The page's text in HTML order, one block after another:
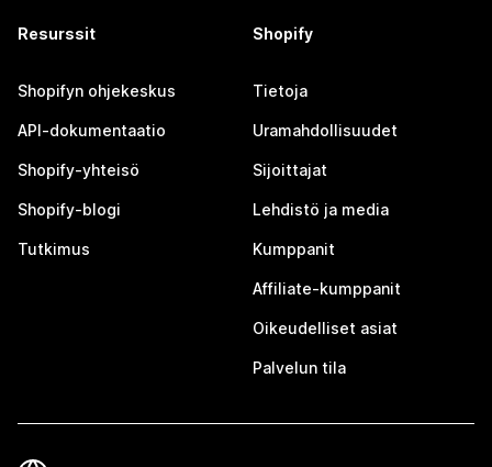
Resurssit
Shopifyn ohjekeskus
API-dokumentaatio
Shopify-yhteisö
Shopify-blogi
Tutkimus
Shopify
Tietoja
Uramahdollisuudet
Sijoittajat
Lehdistö ja media
Kumppanit
Affiliate-kumppanit
Oikeudelliset asiat
Palvelun tila